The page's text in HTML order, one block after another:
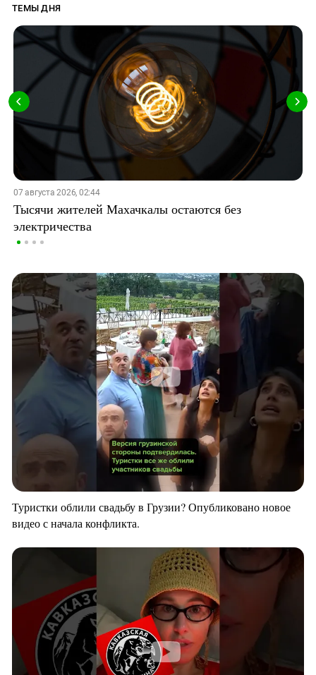
ТЕМЫ ДНЯ
07 августа 2026, 02:44
Тысячи жителей Махачкалы остаются без
электричества
Туристки облили свадьбу в Грузии? Опубликовано новое
видео с начала конфликта.